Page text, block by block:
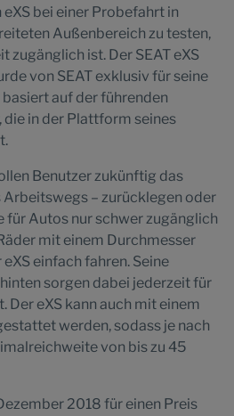
bei einer Probefahrt in
Außenbereich zu testen,
zugänglich ist. Der SEAT eXS
von SEAT exklusiv für seine
auf der führenden
die in der Plattform seines
Benutzer zukünftig das
– zurücklegen oder
für Autos nur schwer zugänglich
mit einem Durchmesser
einfach fahren. Seine
sorgen dabei jederzeit für
eXS kann auch mit einem
werden, sodass je nach
von bis zu 45
2018 für einen Preis